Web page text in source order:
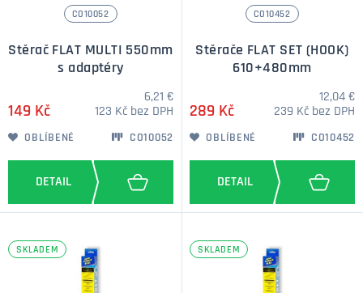
CO10052
Stěrač FLAT MULTI 550mm
s adaptéry
149 Kč
6,21 €
123 Kč bez DPH
OBLÍBENÉ CO10052
CO10452
Stěrače FLAT SET (HOOK)
610+480mm
289 Kč
12,04 €
239 Kč bez DPH
OBLÍBENÉ CO10452
SKLADEM SKLADEM